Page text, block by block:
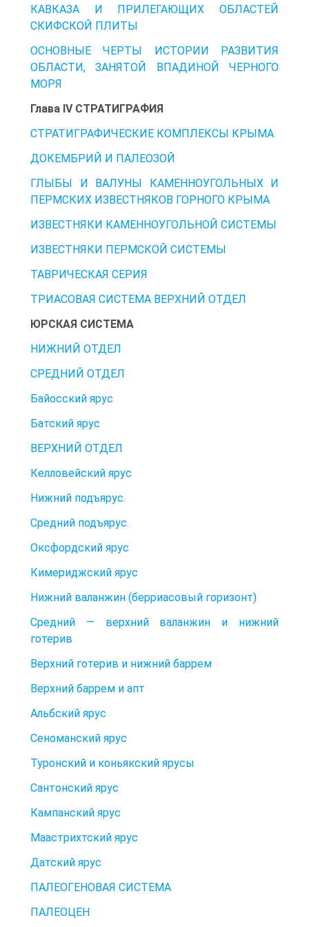
КАВКАЗА И ПРИЛЕГАЮЩИХ ОБЛАСТЕЙ
СКИФСКОЙ ПЛИТЫ
ОСНОВНЫЕ ЧЕРТЫ ИСТОРИИ РАЗВИТИЯ
ОБЛАСТИ, ЗАНЯТОЙ ВПАДИНОЙ ЧЕРНОГО
МОРЯ
Глава IV СТРАТИГРАФИЯ
СТРАТИГРАФИЧЕСКИЕ КОМПЛЕКСЫ КРЫМА
ДОКЕМБРИЙ И ПАЛЕОЗОЙ
ГЛЫБЫ И ВАЛУНЫ КАМЕННОУГОЛЬНЫХ И
ПЕРМСКИХ ИЗВЕСТНЯКОВ ГОРНОГО КРЫМА
ИЗВЕСТНЯКИ КАМЕННОУГОЛЬНОЙ СИСТЕМЫ
ИЗВЕСТНЯКИ ПЕРМСКОЙ СИСТЕМЫ
ТАВРИЧЕСКАЯ СЕРИЯ
ТРИАСОВАЯ СИСТЕМА ВЕРХНИЙ ОТДЕЛ
ЮРСКАЯ СИСТЕМА
НИЖНИЙ ОТДЕЛ
СРЕДНИЙ ОТДЕЛ
Байосский ярус
Батский ярус
ВЕРХНИЙ ОТДЕЛ
Келловейский ярус
Нижний подъярус.
Средний подъярус.
Оксфордский ярус
Кимериджский ярус
Нижний валанжин (берриасовый горизонт)
Средний — верхний валанжин и нижний
готерив
Верхний готерив и нижний баррем
Верхний баррем и апт
Альбский ярус
Сеноманский ярус
Туронский и коньякский ярусы
Сантонский ярус
Кампанский ярус
Маастрихтский ярус
Датский ярус
ПАЛЕОГЕНОВАЯ СИСТЕМА
ПАЛЕОЦЕН